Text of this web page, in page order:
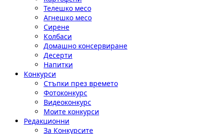
Телешко месо
Агнешко месо
Сирене
Колбаси
Домашно консервиране
Десерти
Напитки
Конкурси
Стъпки през времето
Фотоконкурс
Видеоконкурс
Моите конкурси
Редакционни
За Конкурсите